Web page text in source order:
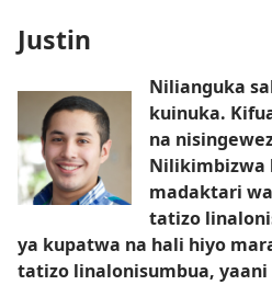
Justin
Nilianguka
kuinuka.
na
Nilikimbizwa
madaktari
tatizo
ya kupatwa na hali hiyo
tatizo linalonisumbua, yaani